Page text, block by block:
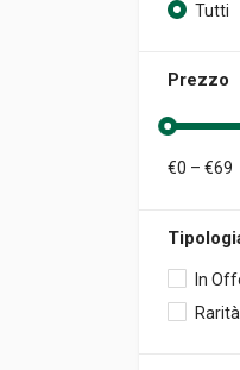
Tutti
Prezzo
€0 – €69
In
Rarità